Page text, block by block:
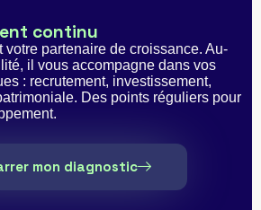
continu
votre partenaire de croissance. Au-
il vous accompagne dans vos
: recrutement, investissement,
Des points réguliers pour
mon diagnostic